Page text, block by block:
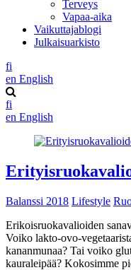
Terveys
Vapaa-aika
Vaikuttajablogi
Julkaisuarkisto
fi
en English
fi
en English
Balanssi 2018 Lifestyle
Erikoisruokavalioiden
Voiko lakto-ovo-
kananmunaa? Tai voiko
kauraleipää? Kokosimme